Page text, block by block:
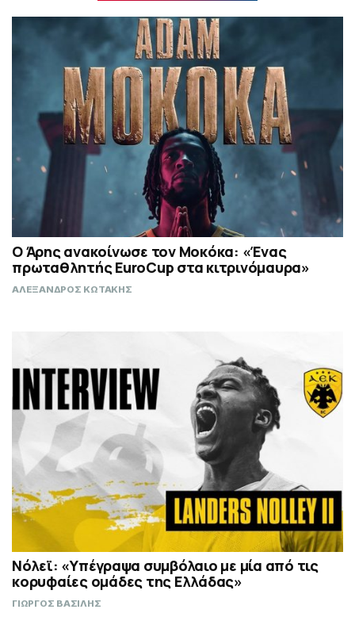
Ο Άρης ανακοίνωσε τον Μοκόκα: «Ένας
πρωταθλητής EuroCup στα κιτρινόμαυρα»
ΑΛΕΞΑΝΔΡΟΣ ΚΩΤΑΚΗΣ
Νόλεϊ: «Υπέγραψα συμβόλαιο με μία από τις
κορυφαίες ομάδες της Ελλάδας»
ΓΙΩΡΓΟΣ ΒΑΣΙΛΗΣ